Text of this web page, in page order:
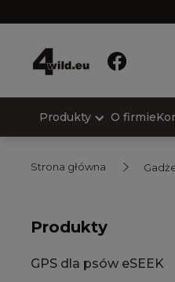
Produkty O firmie
Strona główna
Produkty
GPS dla psów eSEEK